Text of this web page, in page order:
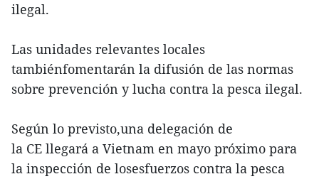
ilegal.
Las unidades relevantes locales
tambiénfomentarán la difusión de las normas
sobre prevención y lucha contra la pesca ilegal.
Según lo previsto,una delegación de
la CE llegará a Vietnam en mayo próximo para
la inspección de losesfuerzos contra la pesca